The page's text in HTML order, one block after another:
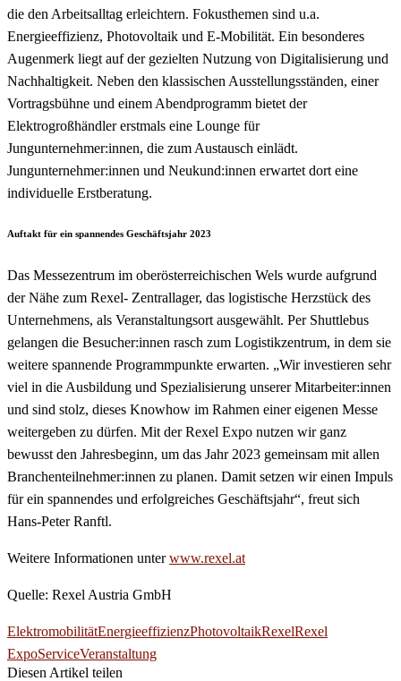
die den Arbeitsalltag erleichtern. Fokusthemen sind u.a.
Energieeffizienz, Photovoltaik und E-Mobilität. Ein besonderes
Augenmerk liegt auf der gezielten Nutzung von Digitalisierung und
Nachhaltigkeit. Neben den klassischen Ausstellungsständen, einer
Vortragsbühne und einem Abendprogramm bietet der
Elektrogroßhändler erstmals eine Lounge für
Jungunternehmer:innen, die zum Austausch einlädt.
Jungunternehmer:innen und Neukund:innen erwartet dort eine
individuelle Erstberatung.
Auftakt für ein spannendes Geschäftsjahr 2023
Das Messezentrum im oberösterreichischen Wels wurde aufgrund
der Nähe zum Rexel- Zentrallager, das logistische Herzstück des
Unternehmens, als Veranstaltungsort ausgewählt. Per Shuttlebus
gelangen die Besucher:innen rasch zum Logistikzentrum, in dem sie
weitere spannende Programmpunkte erwarten. „Wir investieren sehr
viel in die Ausbildung und Spezialisierung unserer Mitarbeiter:innen
und sind stolz, dieses Knowhow im Rahmen einer eigenen Messe
weitergeben zu dürfen. Mit der Rexel Expo nutzen wir ganz
bewusst den Jahresbeginn, um das Jahr 2023 gemeinsam mit allen
Branchenteilnehmer:innen zu planen. Damit setzen wir einen Impuls
für ein spannendes und erfolgreiches Geschäftsjahr“, freut sich
Hans-Peter Ranftl.
Weitere Informationen unterwww.rexel.at
Quelle: Rexel Austria GmbH
ElektromobilitätEnergieeffizienzPhotovoltaikRexelRexel
ExpoServiceVeranstaltung
Diesen Artikel teilen